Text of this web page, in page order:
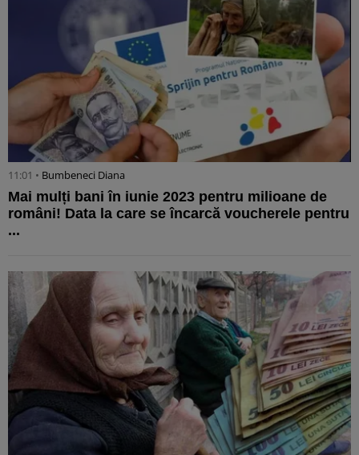
11:01 • Bumbeneci Diana
Mai mulți bani în iunie 2023 pentru milioane de
români! Data la care se încarcă voucherele pentru
...